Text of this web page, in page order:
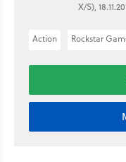
X/S),
Action Rockstar